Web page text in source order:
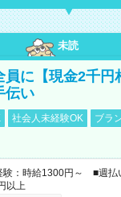
未読
員に【現金2千円
伝い
社会人未経験OK
ブラ
験：時給1300円～ ■週
以上